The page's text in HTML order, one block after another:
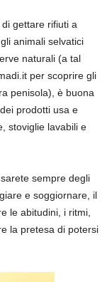
gettare rifiuti a
animali selvatici
naturali (a tal
per scoprire gli
penisola), è buona
prodotti usa e
stoviglie lavabili e
sempre degli
e soggiornare, il
le abitudini, i ritmi,
la pretesa di potersi